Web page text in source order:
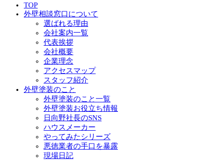
TOP
外壁相談窓口について
選ばれる理由
会社案内一覧
代表挨拶
会社概要
企業理念
アクセスマップ
スタッフ紹介
外壁塗装のこと
外壁塗装のこと一覧
外壁塗装お役立ち情報
日向野社長のSNS
ハウスメーカー
やってみたシリーズ
悪徳業者の手口を暴露
現場日記